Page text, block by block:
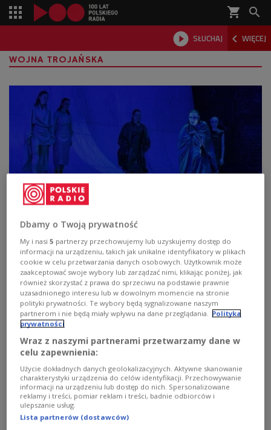
shopping_cart 
 SŁUCHAJ  WIĘCEJ

WOJNA TROJAŃSKA
Kiedy wojna zatrzymuje czas. "Trojanki" w
Teatrze Powszechnym
"Trojanki" Eurypidesa powracają na scenę Teatru
Powszechnego w Warszawie w nowej interpretacji
Aleksandry Bielewicz. Twórcy budują spektakl poprzez
ciało, ruch i muzykę graną na żywo, opowiadając o
gniewie, żałobie i doświadczeniu wojny oraz o próbie
odzyskania sprawczości po katastrofie.
Zobacz więcej na temat:Dwójka
TEATR
Teatr Powszechny w Warszawie
Jakub Kukla wojna
Dbamy o Twoją prywatność
My i nasi5 partnerzy przechowujemy lub uzyskujemy dostęp do
informacji na urządzeniu, takich jak unikalne identyfikatory w plikach
cookie w celu przetwarzania danych osobowych. Użytkownik może
zaakceptować swoje wybory lub zarządzać nimi, klikając poniżej, jak
również skorzystać z prawa do sprzeciwu na podstawie prawnie
uzasadnionego interesu lub w dowolnym momencie na stronie
polityki prywatności. Te wybory będą sygnalizowane naszym
partnerom i nie będą miały wpływu na dane przeglądania.
Polityka
prywatności
Wraz z naszymi partnerami przetwarzamy dane w
celu zapewnienia:
Użycie dokładnych danych geolokalizacyjnych. Aktywne skanowanie
charakterystyki urządzenia do celów identyfikacji. Przechowywanie
informacji na urządzeniu lub dostęp do nich. Spersonalizowane
reklamy i treści, pomiar reklam i treści, badnie odbiorców i
ulepszanie usług.
Lista partnerów (dostawców)